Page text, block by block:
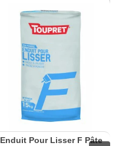
Enduit Pour Lisser F Pâte